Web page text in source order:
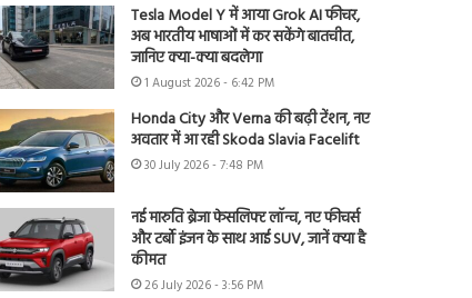
Tesla Model Y में आया Grok AI फीचर,
अब भारतीय भाषाओं में कर सकेंगे बातचीत,
जानिए क्या-क्या बदलेगा
1 August 2026 - 6:42 PM
Honda City और Verna की बढ़ी टेंशन, नए
अवतार में आ रही Skoda Slavia Facelift
30 July 2026 - 7:48 PM
नई मारुति ब्रेजा फेसलिफ्ट लॉन्च, नए फीचर्स
और टर्बो इंजन के साथ आई SUV, जानें क्या है
कीमत
26 July 2026 - 3:56 PM